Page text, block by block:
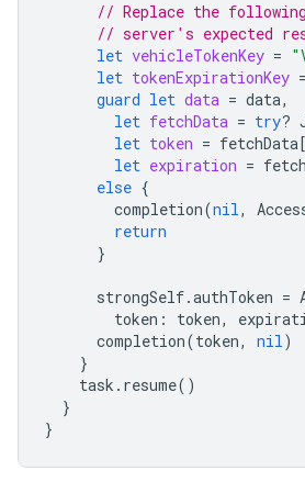
// Replace the
// server's expected
let vehicleTokenKey =
let tokenExpirationKey =
guard let data = data,
let fetchData = try?
let token = fetchData[
let expiration =
else {
completion(nil,
return
}
strongSelf.authToken =
token : token,
completion(token, nil)
}
task . resume()
}
}